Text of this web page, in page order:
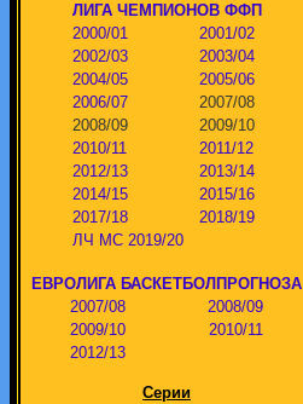
ЛИГА ЧЕМПИОНОВ ФФП
2000/01
2001/02
2002/03
2003/04
2004/05
2005/06
2006/07
2007/08
2008/09
2009/10
2010/11
2011/12
2012/13
2013/14
2014/15
2015/16
2017/18
2018/19
ЛЧ МС 2019/20
ЕВРОЛИГА БАСКЕТБОЛПРОГНОЗА
2007/08
2008/09
2009/10
2010/11
2012/13
Серии